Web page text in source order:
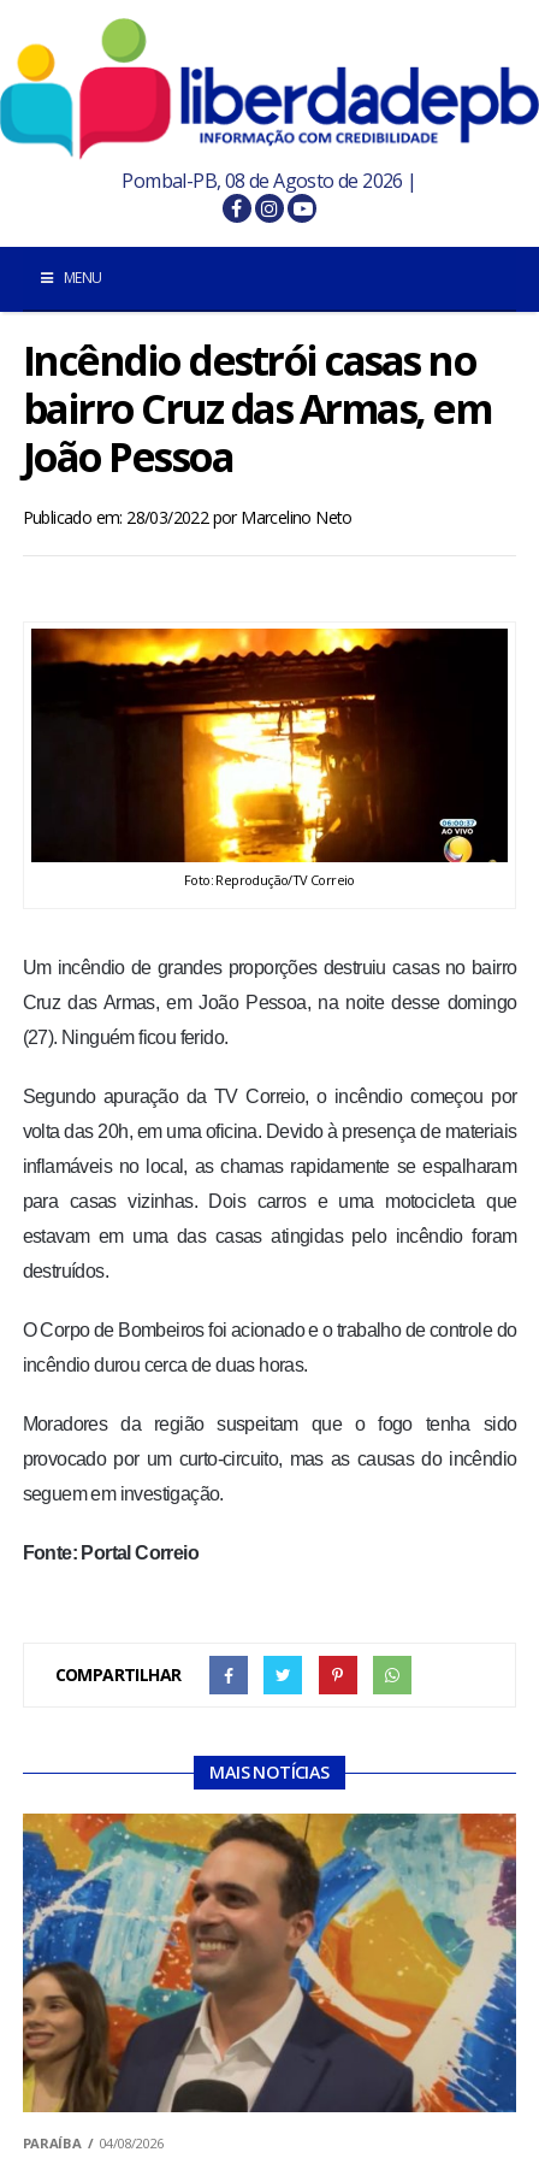
Pombal-PB, 08 de Agosto de 2026 |
MENU
INÍCIO
POMBAL E REGIÃO
BRASIL
FOTOS
COLUNISTAS
Incêndio destrói casas no
bairro Cruz das Armas, em
João Pessoa
Publicado em: 28/03/2022porMarcelino Neto
Foto: Reprodução/TV Correio
Um incêndio de grandes proporções destruiu casas no bairro
Cruz das Armas, em João Pessoa, na noite desse domingo
(27). Ninguém ficou ferido.
Segundo apuração da TV Correio, o incêndio começou por
volta das 20h, em uma oficina. Devido à presença de materiais
inflamáveis no local, as chamas rapidamente se espalharam
para casas vizinhas. Dois carros e uma motocicleta que
estavam em uma das casas atingidas pelo incêndio foram
destruídos.
O Corpo de Bombeiros foi acionado e o trabalho de controle do
incêndio durou cerca de duas horas.
Moradores da região suspeitam que o fogo tenha sido
provocado por um curto-circuito, mas as causas do incêndio
seguem em investigação.
Fonte: Portal Correio
COMPARTILHAR
MAIS NOTÍCIAS
PARAÍBA 04/08/2026